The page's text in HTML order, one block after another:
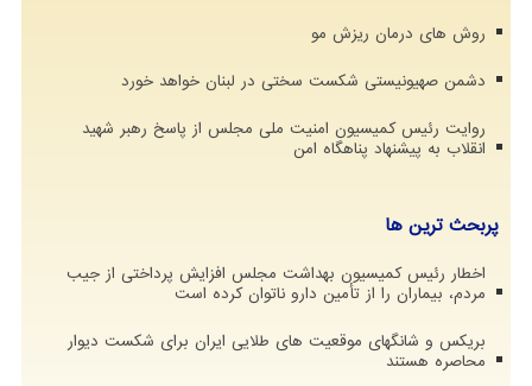
روش های درمان ریزش مو
دشمن صهیونیستی شکست سختی در لبنان خواهد خورد
روایت رئیس کمیسیون امنیت ملی مجلس از پاسخ رهبر شهید
انقلاب به پیشنهاد پناهگاه امن
پربحث ترین ها
اخطار رئیس کمیسیون بهداشت مجلس افزایش پرداختی از جیب
مردم، بیماران را از تأمین دارو ناتوان کرده است
بریکس و شانگهای موقعیت های طلایی ایران برای شکست دیوار
محاصره هستند